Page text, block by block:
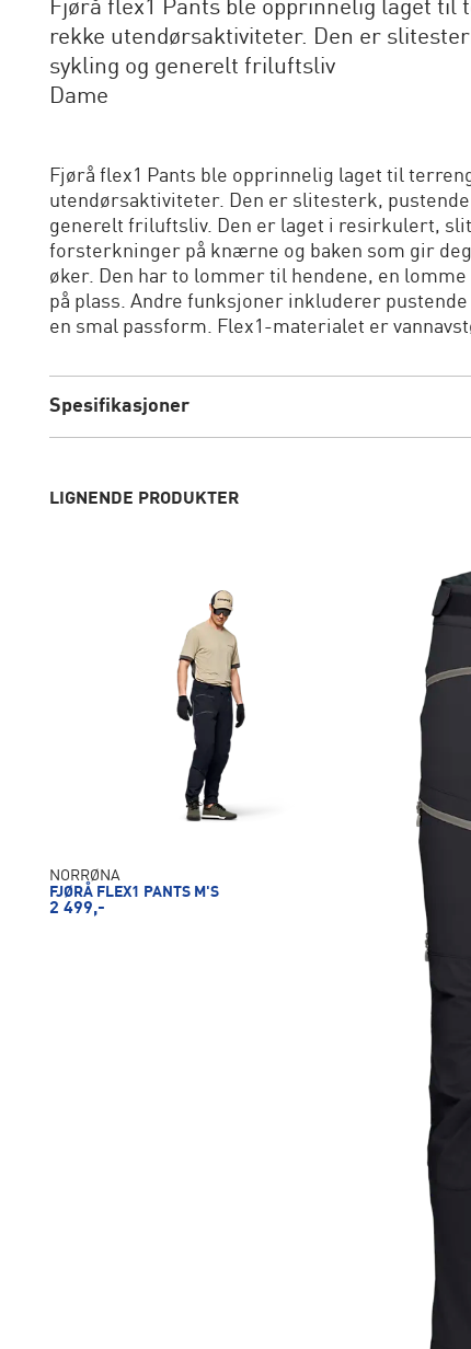
Fjørå flex1 Pants ble opprinnelig laget
rekke utendørsaktiviteter. Den er
sykling og generelt friluftsliv
Dame
Fjørå flex1 Pants ble opprinnelig laget til
utendørsaktiviteter. Den er slitesterk,
generelt friluftsliv. Den er laget i resirkulert,
forsterkninger på knærne og baken som gir
øker. Den har to lommer til hendene, en
på plass. Andre funksjoner inkluderer
en smal passform. Flex1-materialet er
Spesifikasjoner
LIGNENDE PRODUKTER
NORRØNA
FJØRÅ FLEX1 PANTS M'S
2 499,-